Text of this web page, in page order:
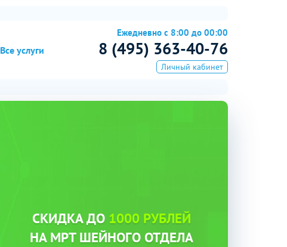
Все услуги
Ежедневно с 8:00 до 00:00
8 (495) 363-40-76
Личный кабинет
СКИДКА ДО 1000 РУБЛЕЙ
НА МРТ ШЕЙНОГО ОТДЕЛА